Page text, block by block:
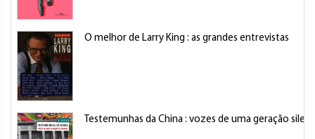
O melhor de Larry King : as grandes entrevistas
Testemunhas da China : vozes de uma geração